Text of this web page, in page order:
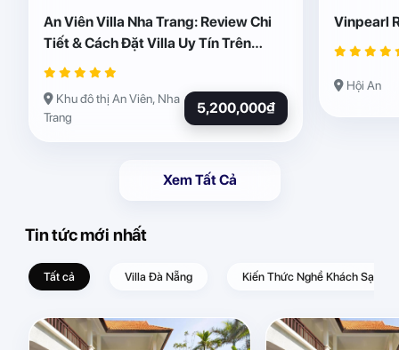
An Viên Villa Nha Trang: Review Chi
Tiết & Cách Đặt Villa Uy Tín Trên
Abogo
Khu đô thị An Viên, Nha
Trang
5,200,000₫
Vinpearl
Hội An
Xem Tất Cả
Tin tức mới nhất
Tất cả Villa Đà Nẵng Kiến Thức Nghề Khách Sạn –